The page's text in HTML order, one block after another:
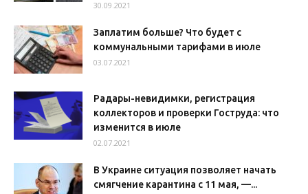
30.09.2021
Заплатим больше? Что будет с
коммунальными тарифами в июле
03.07.2021
Радары-невидимки, регистрация
коллекторов и проверки Гоструда: что
изменится в июле
02.07.2021
В Украине ситуация позволяет начать
смягчение карантина с 11 мая, —...